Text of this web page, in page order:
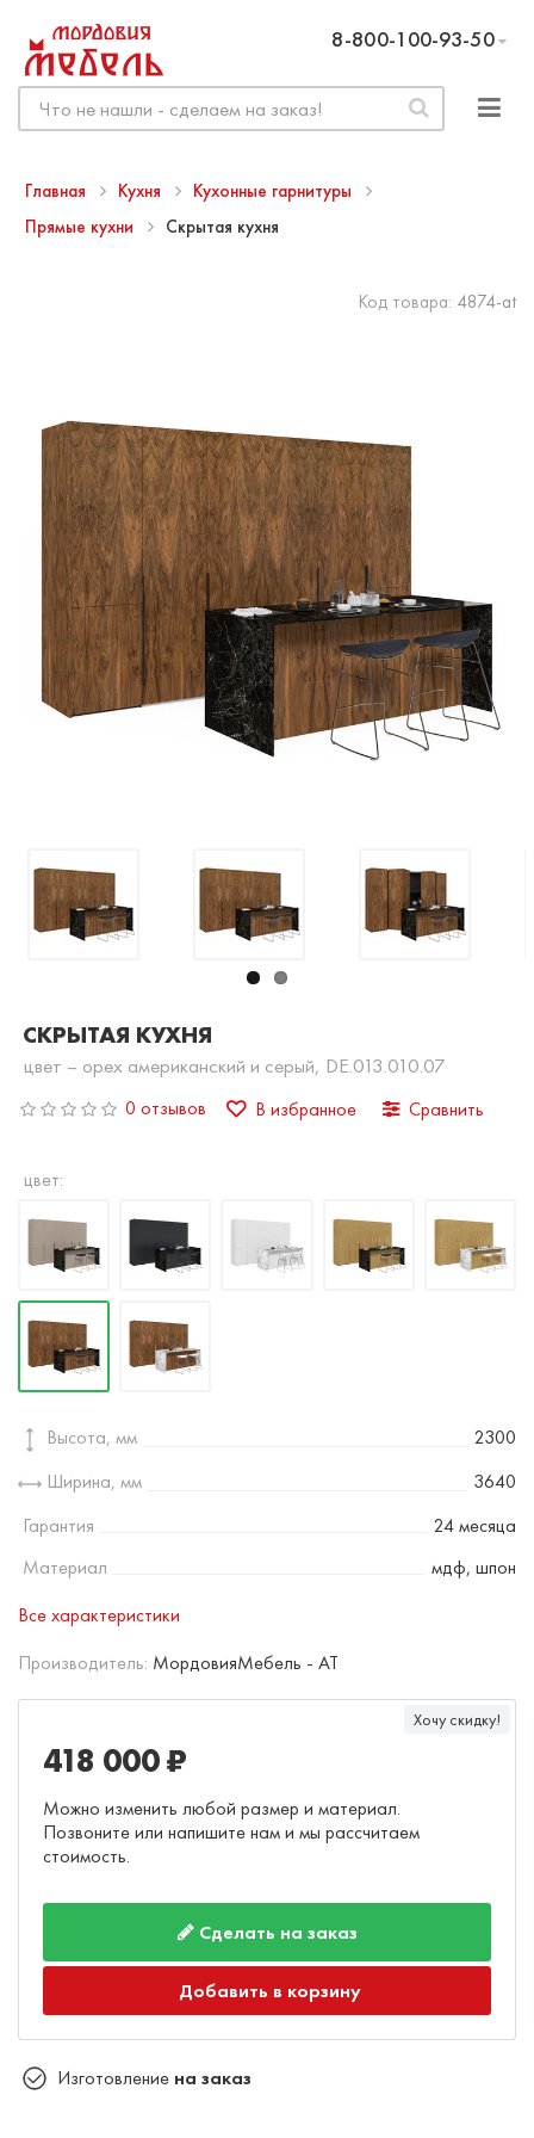
8-800-100-93-50
Главная Кухня
Кухонные гарнитуры
Прямые кухни
Скрытая кухня
Код товара: 4874-at
СКРЫТАЯ КУХНЯ
цвет – орех американский и серый, DE.013.010.07
0 отзывов В избранное Сравнить
цвет:
Высота, мм
2300
Ширина, мм
3640
Гарантия
24 месяца
Материал
мдф, шпон
Все характеристики
Производитель: МордовияМебель - AT
Хочу скидку!
418 000 ₽
Можно изменить любой размер и материал.
Позвоните или напишите нам и мы рассчитаем
стоимость.
Сделать на заказ
Добавить в корзину
Изготовление на заказ